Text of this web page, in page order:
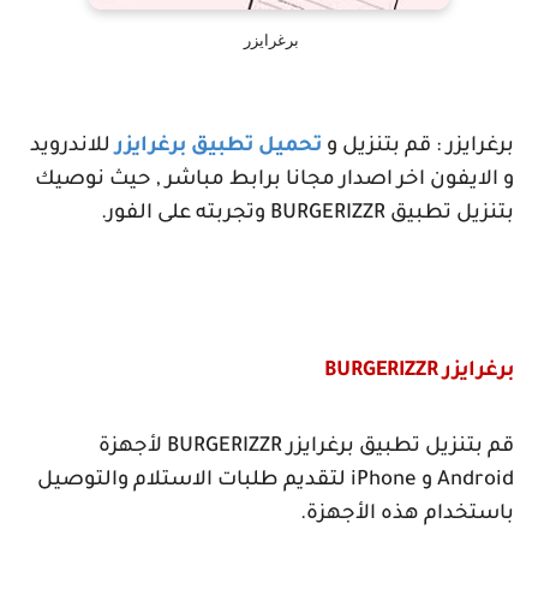
برغرايزر
برغرايزر : قم بتنزيل و تحميل تطبيق برغرايزرللاندرويد
و الايفون اخر اصدار مجانا برابط مباشر , حيث نوصيك
بتنزيل تطبيق BURGERIZZR وتجربته على الفور.
برغرايزرBURGERIZZR
قم بتنزيل تطبيق برغرايزرBURGERIZZR لأجهزة
Android و iPhone لتقديم طلبات الاستلام والتوصيل
باستخدام هذه الأجهزة.